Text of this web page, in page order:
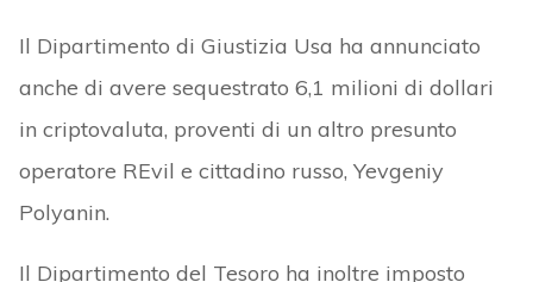
Il Dipartimento di Giustizia Usa ha annunciato
anche di avere sequestrato 6,1 milioni di dollari
in criptovaluta, proventi di un altro presunto
operatore REvil e cittadino russo, Yevgeniy
Polyanin.
Il Dipartimento del Tesoro ha inoltre imposto